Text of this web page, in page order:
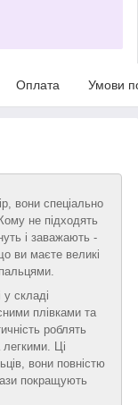
Оплата Умови
вони спеціально
не підходять
і заважають -
ви маєте великі
у складі
плівками та
роблять
Ці
вони повністю
покращують